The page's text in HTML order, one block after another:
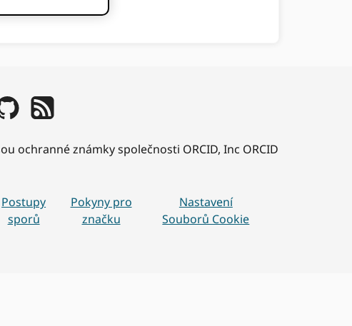
ochranné známky společnosti ORCID, Inc ORCID
Postupy
sporů
Pokyny pro
značku
Nastavení
Souborů Cookie